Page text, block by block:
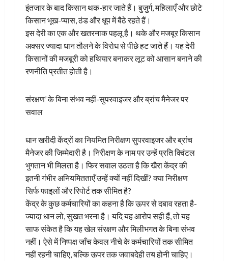
इंतजार के बाद किसान थक-हार जाते हैं। बुजुर्ग, महिलाएँ और छोटे
किसान भूख-प्यास, ठंड और धूप में बैठे रहते हैं।
इस देरी का एक और खतरनाक पहलू है। थके और मजबूर किसान
अक्सर ज्यादा धान तौलने के विरोध से पीछे हट जाते हैं। यह देरी
किसानों की मजबूरी को हथियार बनाकर लूट को आसान बनाने की
रणनीति प्रतीत होती है।
संरक्षण’ के बिना संभव नहीं-सुपरवाइजर और ब्रांच मैनेजर पर
सवाल
धान खरीदी केंद्रों का नियमित निरीक्षण सुपरवाइजर और ब्रांच
मैनेजर की जिम्मेदारी है। निरीक्षण के नाम पर उन्हें प्रति क्विंटल
भुगतान भी मिलता है। फिर सवाल उठता है कि खैरा केंद्र की
इतनी गंभीर अनियमितताएँ उन्हें क्यों नहीं दिखीं? क्या निरीक्षण
सिर्फ फाइलों और रिपोर्ट तक सीमित है?
केंद्र के कुछ कर्मचारियों का कहना है कि ऊपर से दबाव रहता है-
ज्यादा धान लो, सुखत भरना है। यदि यह आरोप सही हैं, तो यह
साफ संकेत है कि यह खेल संरक्षण और मिलीभगत के बिना संभव
नहीं। ऐसे में निष्पक्ष जाँच केवल नीचे के कर्मचारियों तक सीमित
नहीं रहनी चाहिए, बल्कि ऊपर तक जवाबदेही तय होनी चाहिए।